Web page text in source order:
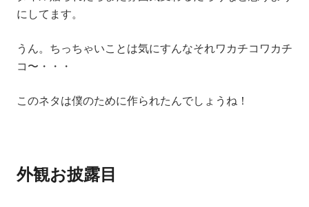
にしてます。
うん。ちっちゃいことは気にすんなそれワカチコワカチ
コ〜・・・
このネタは僕のために作られたんでしょうね！
外観お披露目